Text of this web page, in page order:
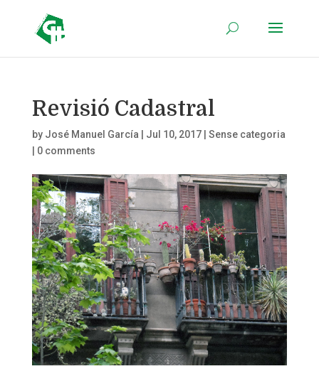
Revisió Cadastral
by José Manuel García Jul 10, 2017| Sense categoria
0 comments